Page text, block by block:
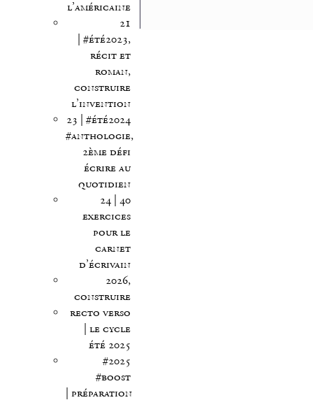
l’américaine
21
| #été2023,
récit et
roman,
construire
l’invention
23 | #été2024
#anthologie,
2ème défi
écrire au
quotidien
24 | 40
exercices
pour le
carnet
d’écrivain
2026,
construire
recto verso
| le cycle
été 2025
#2025
#boost
| préparation